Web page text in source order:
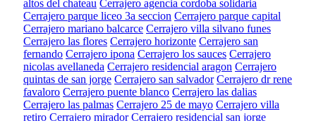
altos del chateau Cerrajero agencia cordoba solidaria
Cerrajero parque liceo 3a seccion Cerrajero parque capital
Cerrajero mariano balcarce Cerrajero villa silvano funes
Cerrajero las flores Cerrajero horizonte Cerrajero san
fernando Cerrajero ipona Cerrajero los sauces Cerrajero
nicolas avellaneda Cerrajero residencial aragon Cerrajero
quintas de san jorge Cerrajero san salvador Cerrajero dr rene
favaloro Cerrajero puente blanco Cerrajero las dalias
Cerrajero las palmas Cerrajero 25 de mayo Cerrajero villa
retiro Cerrajero mirador Cerrajero residencial san jorge